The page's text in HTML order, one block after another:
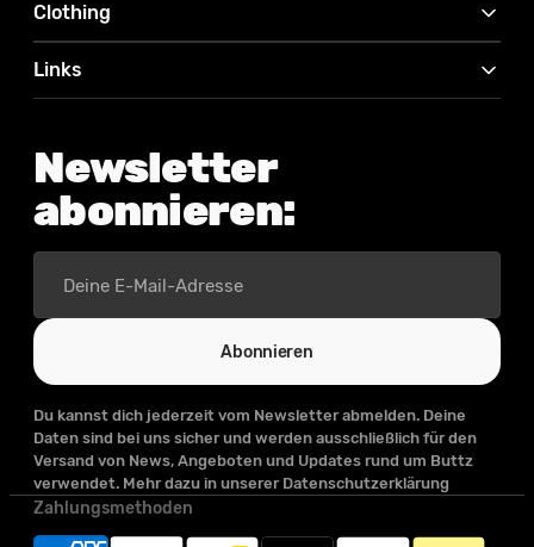
Clothing
Links
Newsletter
abonnieren:
Mail-
Adresse
Abonnieren
Du kannst dich jederzeit vom Newsletter abmelden. Deine
Daten sind bei uns sicher und werden ausschließlich für den
Versand von News, Angeboten und Updates rund um Buttz
verwendet. Mehr dazu in unserer Datenschutzerklärung
Zahlungsmethoden